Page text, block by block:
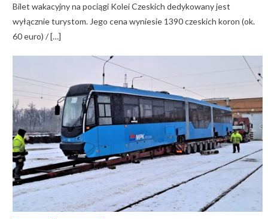
Bilet wakacyjny na pociągi Kolei Czeskich dedykowany jest
wyłącznie turystom. Jego cena wyniesie 1390 czeskich koron (ok.
60 euro) / […]